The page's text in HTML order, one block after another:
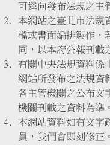
可逕向發布法規之主
本網站之臺北市法規
檔或書面編排製作，
同，以本府公報刊載
有關中央法規資料係
網站所發布之法規資
各主管機關之公布文
機關刊載之資料為準。
本網站資料如有文字
員，我們會即刻修正。